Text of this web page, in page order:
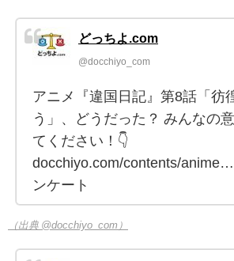
どっちよ.com
@docchiyo_com
アニメ『違国日記』第8話「彷
う」、どうだった？ みんなの
てください！👇
docchiyo.com/contents/
ンケート
（出典 @docchiyo_com）